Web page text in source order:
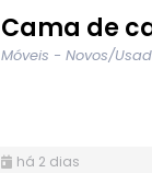
Cama de
Móveis - Novos/
há 2 dias